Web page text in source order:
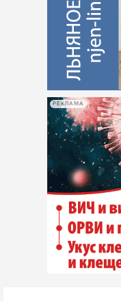
РЕКЛАМА